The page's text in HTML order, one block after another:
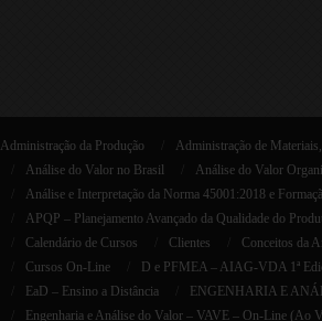
Administração da Produção Administração de
Análise do Valor no Brasil
Análise do Valor
Análise e Interpretação da Norma 45001:2018 e
APQP – Planejamento Avançado da Qualidade do
Calendário de Cursos
Clientes Conceitos da
Cursos On-Line
D e PFMEA – AIAG-VDA 1ª
EaD – Ensino a Distância
ENGENHARIA E
Engenharia e Análise do Valor – VAVE – On-Line (Ao